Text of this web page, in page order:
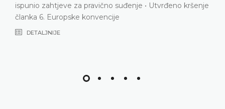
ispunio zahtjeve za pravično suđenje • Utvrđeno kršenje
članka 6. Europske konvencije
DETALJNIJE